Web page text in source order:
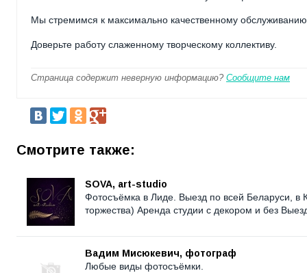
Мы стремимся к максимально качественному
Доверьте работу слаженному творческому коллективу.
Страница содержит неверную информацию? Сообщите нам
Смотрите также:
SOVA, art-studio
Фотосъёмка в Лиде. Выезд по всей Беларуси,
торжества) Аренда студии с декором и без
Вадим Мисюкевич, фотограф
Любые виды фотосъёмки.